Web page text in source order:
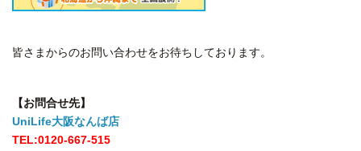
皆さまからのお問い合わせをお待ちしております。
【お問合せ先】
UniLife大阪なんば店
TEL:0120-667-515